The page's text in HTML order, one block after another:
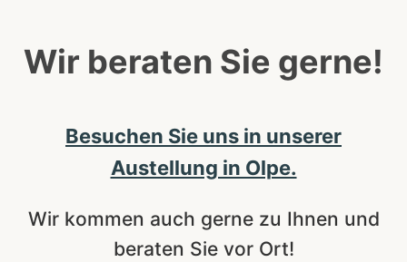
Wir beraten Sie gerne!
Besuchen Sie uns in unserer
Austellung in Olpe.
Wir kommen auch gerne zu Ihnen und
beraten Sie vor Ort!